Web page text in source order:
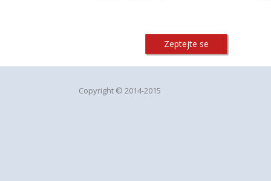
Zeptejte se
Copyright © 2014-2015